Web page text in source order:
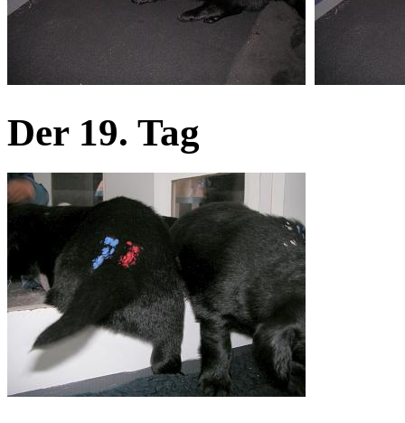
Der 19. Tag